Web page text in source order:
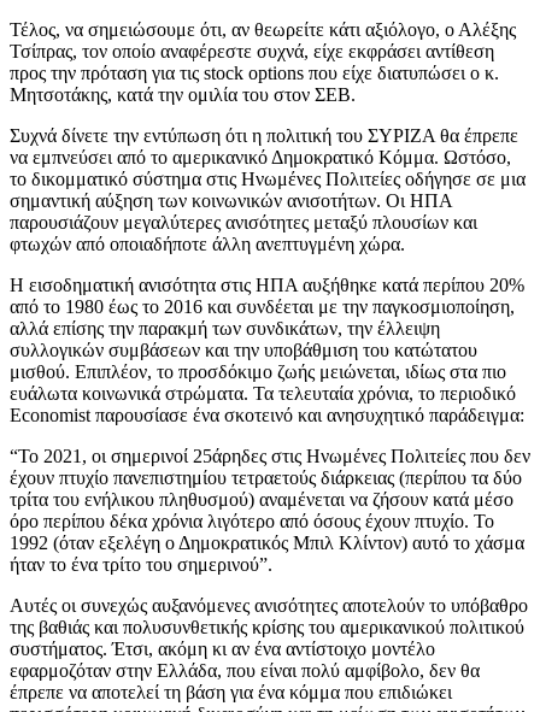
Τέλος, να σημειώσουμε ότι, αν θεωρείτε κάτι αξιόλογο, ο Αλέξης
Τσίπρας, τον οποίο αναφέρεστε συχνά, είχε εκφράσει αντίθεση
προς την πρόταση για τις stock options που είχε διατυπώσει ο κ.
Μητσοτάκης, κατά την ομιλία του στον ΣΕΒ.
Συχνά δίνετε την εντύπωση ότι η πολιτική του ΣΥΡΙΖΑ θα έπρεπε
να εμπνεύσει από το αμερικανικό Δημοκρατικό Κόμμα. Ωστόσο,
το δικομματικό σύστημα στις Ηνωμένες Πολιτείες οδήγησε σε μια
σημαντική αύξηση των κοινωνικών ανισοτήτων. Οι ΗΠΑ
παρουσιάζουν μεγαλύτερες ανισότητες μεταξύ πλουσίων και
φτωχών από οποιαδήποτε άλλη ανεπτυγμένη χώρα.
Η εισοδηματική ανισότητα στις ΗΠΑ αυξήθηκε κατά περίπου 20%
από το 1980 έως το 2016 και συνδέεται με την παγκοσμιοποίηση,
αλλά επίσης την παρακμή των συνδικάτων, την έλλειψη
συλλογικών συμβάσεων και την υποβάθμιση του κατώτατου
μισθού. Επιπλέον, το προσδόκιμο ζωής μειώνεται, ιδίως στα πιο
ευάλωτα κοινωνικά στρώματα. Τα τελευταία χρόνια, το περιοδικό
Economist παρουσίασε ένα σκοτεινό και ανησυχητικό παράδειγμα:
“Το 2021, οι σημερινοί 25άρηδες στις Ηνωμένες Πολιτείες που δεν
έχουν πτυχίο πανεπιστημίου τετραετούς διάρκειας (περίπου τα δύο
τρίτα του ενήλικου πληθυσμού) αναμένεται να ζήσουν κατά μέσο
όρο περίπου δέκα χρόνια λιγότερο από όσους έχουν πτυχίο. Το
1992 (όταν εξελέγη ο Δημοκρατικός Μπιλ Κλίντον) αυτό το χάσμα
ήταν το ένα τρίτο του σημερινού”.
Αυτές οι συνεχώς αυξανόμενες ανισότητες αποτελούν το υπόβαθρο
της βαθιάς και πολυσυνθετικής κρίσης του αμερικανικού πολιτικού
συστήματος. Έτσι, ακόμη κι αν ένα αντίστοιχο μοντέλο
εφαρμοζόταν στην Ελλάδα, που είναι πολύ αμφίβολο, δεν θα
έπρεπε να αποτελεί τη βάση για ένα κόμμα που επιδιώκει